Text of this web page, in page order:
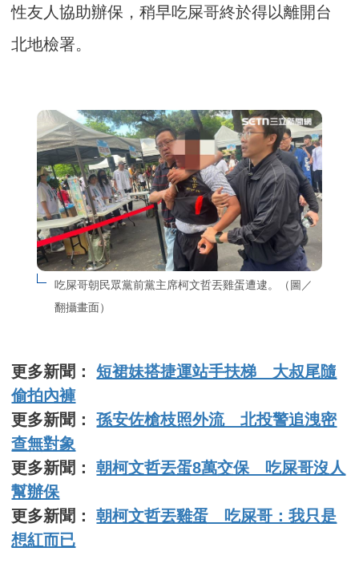
性友人協助辦保，稍早吃屎哥終於得以離開台
北地檢署。
吃屎哥朝民眾黨前黨主席柯文哲丟雞蛋遭逮。（圖／
翻攝畫面）
更多新聞：短裙妹搭捷運站手扶梯 大叔尾隨
偷拍內褲
更多新聞：孫安佐槍枝照外流 北投警追洩密
查無對象
更多新聞：朝柯文哲丟蛋8萬交保 吃屎哥沒人
幫辦保
更多新聞：朝柯文哲丟雞蛋 吃屎哥：我只是
想紅而已